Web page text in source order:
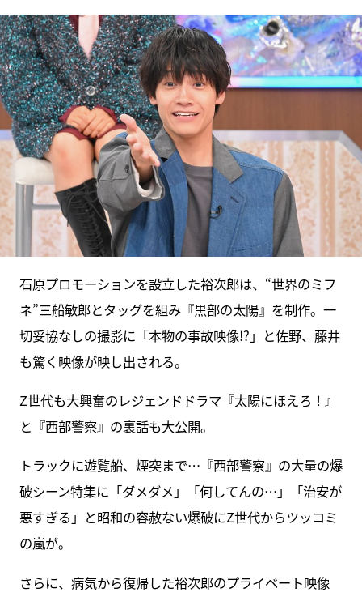
石原プロモーションを設立した裕次郎は、“世界のミフ
ネ”三船敏郎とタッグを組み『黒部の太陽』を制作。一
切妥協なしの撮影に「本物の事故映像!?」と佐野、藤井
も驚く映像が映し出される。
Z世代も大興奮のレジェンドドラマ『太陽にほえろ！』
と『西部警察』の裏話も大公開。
トラックに遊覧船、煙突まで…『西部警察』の大量の爆
破シーン特集に「ダメダメ」「何してんの…」「治安が
悪すぎる」と昭和の容赦ない爆破にZ世代からツッコミ
の嵐が。
さらに、病気から復帰した裕次郎のプライベート映像